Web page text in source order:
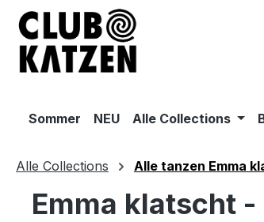
Hauptinhalt springen
Zur Suche springen
Zur Hauptnavigation springen
Sommer NEU Alle Collections
Alle Collections Alle tanzen Emma
Emma klatscht